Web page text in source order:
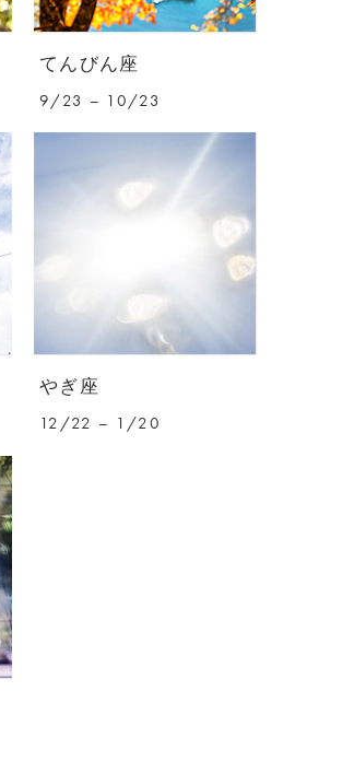
てんびん座
9/23 – 10/23
やぎ座
12/22 – 1/20